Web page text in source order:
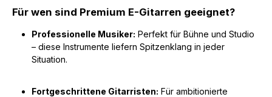
Für wen sind Premium E-Gitarren geeignet?
Professionelle Musiker: Perfekt für Bühne und Studio
– diese Instrumente liefern Spitzenklang in jeder
Situation.
Fortgeschrittene Gitarristen: Für ambitionierte